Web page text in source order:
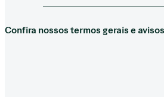
Confira nossos termos gerais e